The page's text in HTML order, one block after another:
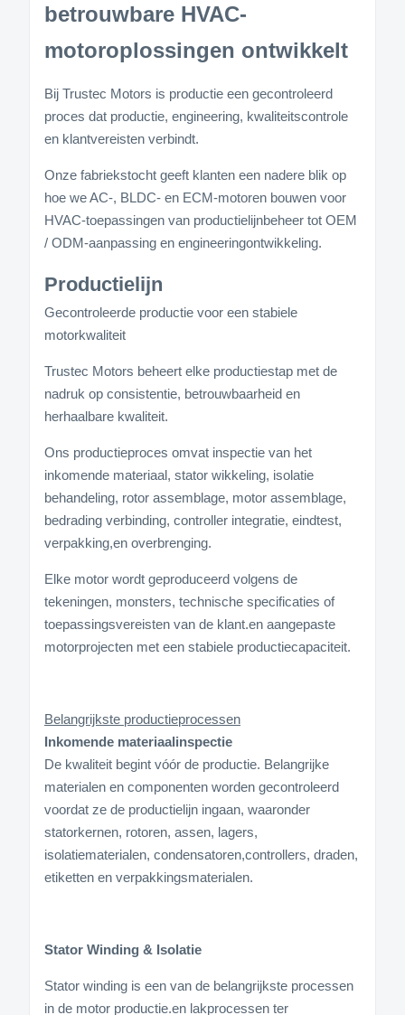
betrouwbare HVAC-
motoroplossingen ontwikkelt
Bij Trustec Motors is productie een gecontroleerd
proces dat productie, engineering, kwaliteitscontrole
en klantvereisten verbindt.
Onze fabriekstocht geeft klanten een nadere blik op
hoe we AC-, BLDC- en ECM-motoren bouwen voor
HVAC-toepassingen van productielijnbeheer tot OEM
/ ODM-aanpassing en engineeringontwikkeling.
Productielijn
Gecontroleerde productie voor een stabiele
motorkwaliteit
Trustec Motors beheert elke productiestap met de
nadruk op consistentie, betrouwbaarheid en
herhaalbare kwaliteit.
Ons productieproces omvat inspectie van het
inkomende materiaal, stator wikkeling, isolatie
behandeling, rotor assemblage, motor assemblage,
bedrading verbinding, controller integratie, eindtest,
verpakking,en overbrenging.
Elke motor wordt geproduceerd volgens de
tekeningen, monsters, technische specificaties of
toepassingsvereisten van de klant.en aangepaste
motorprojecten met een stabiele productiecapaciteit.
Belangrijkste productieprocessen
Inkomende materiaalinspectie
De kwaliteit begint vóór de productie. Belangrijke
materialen en componenten worden gecontroleerd
voordat ze de productielijn ingaan, waaronder
statorkernen, rotoren, assen, lagers,
isolatiematerialen, condensatoren,controllers, draden,
etiketten en verpakkingsmaterialen.
Stator Winding & Isolatie
Stator winding is een van de belangrijkste processen
in de motor productie.en lakprocessen ter